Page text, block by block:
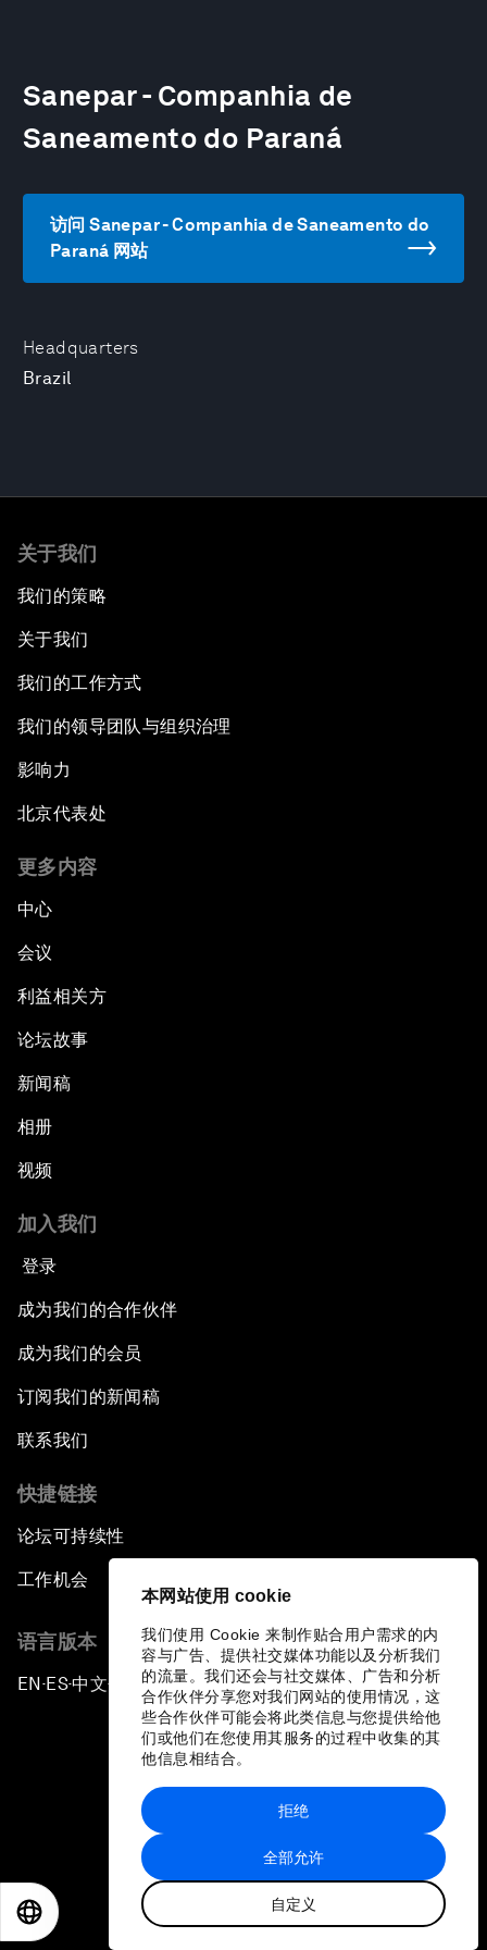
本网站使用 cookie
我们使用 Cookie 来制作贴合用户需求的内
容与广告、提供社交媒体功能以及分析我们
的流量。我们还会与社交媒体、广告和分析
合作伙伴分享您对我们网站的使用情况，这
些合作伙伴可能会将此类信息与您提供给他
们或他们在您使用其服务的过程中收集的其
他信息相结合。
全部允许
自定义
拒绝
Headquarters
Brazil
Sanepar - Companhia de
Saneamento do Paraná
访问 Sanepar - Companhia de Saneamento do
Paraná 网站
关于我们
我们的策略
关于我们
我们的工作方式
我们的领导团队与组织治理
影响力
北京代表处
更多内容
中心
会议
利益相关方
论坛故事
新闻稿
相册
视频
加入我们
登录
成为我们的合作伙伴
成为我们的会员
订阅我们的新闻稿
联系我们
快捷链接
论坛可持续性
工作机会
语言版本
EN ▪ES▪中文▪ 日本語
站点地图
世界经济论坛